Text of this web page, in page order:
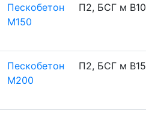
Пескобетон
М150
П2, БСГ м В10
Пескобетон
М200
П2, БСГ м В15